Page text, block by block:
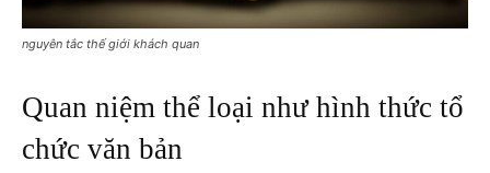
nguyên tắc thế giới khách quan
Quan niệm thể loại như hình thức tổ
chức văn bản